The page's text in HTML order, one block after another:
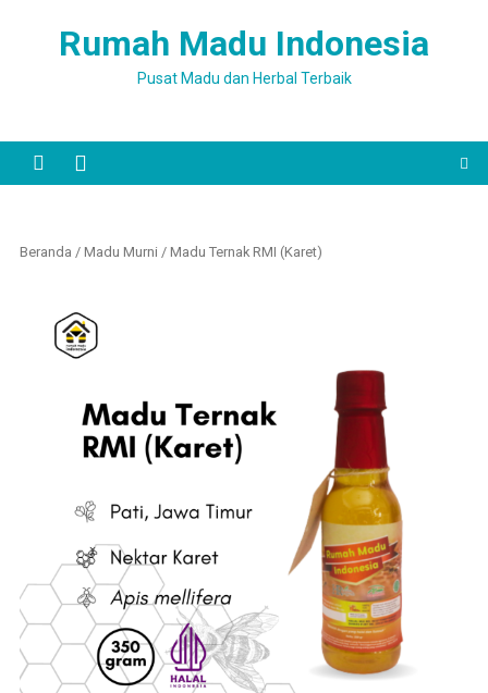
Rumah Madu Indonesia
Pusat Madu dan Herbal Terbaik
Beranda / Madu Murni / Madu Ternak RMI (Karet)